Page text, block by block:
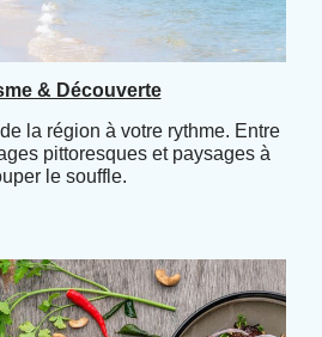
& Découverte
la région à votre rythme. Entre
pittoresques et paysages à
le souffle.